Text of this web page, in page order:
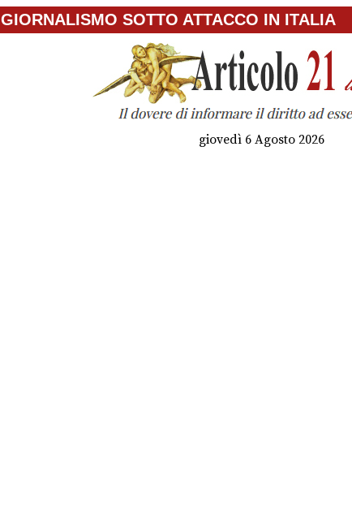
GIORNALISMO SOTTO ATTACCO IN ITALIA
giovedì 6 Agosto 2026